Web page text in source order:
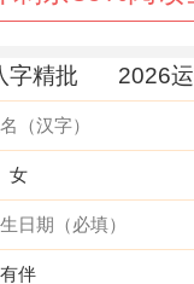
乔迁
入宅
甲辰
字精批 2026
女
有伴